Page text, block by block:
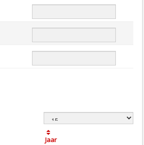
Jaar